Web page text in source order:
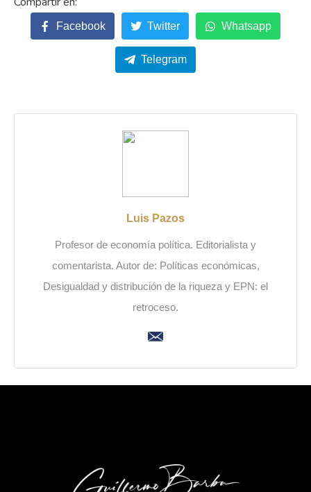
Facebook Twitter Whatsapp
Telegram
Luis Pazos
Profesor de economía política. Editorialista y
comentarista. Autor de: Políticas económicas,
Desigualdad y distribución de la riqueza y EPN: el
retroceso.